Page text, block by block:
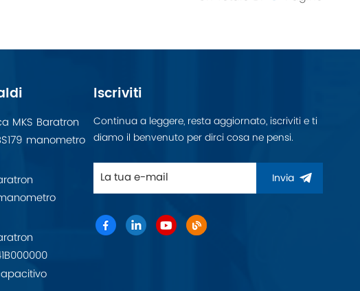
MKS Baratron
manometro
manometro
Iscriviti
Continua a leggere, resta aggiornato, iscriviti e ti
diamo il benvenuto per dirci cosa ne pensi.
Invia